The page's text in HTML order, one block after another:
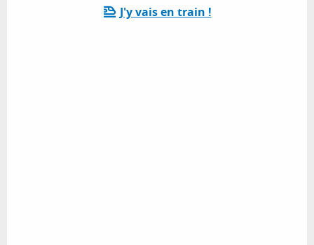
J'y vais en train !